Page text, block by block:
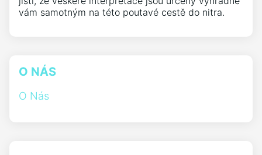
vám samotným na této poutavé cestě do nitra.
O NÁS
O Nás